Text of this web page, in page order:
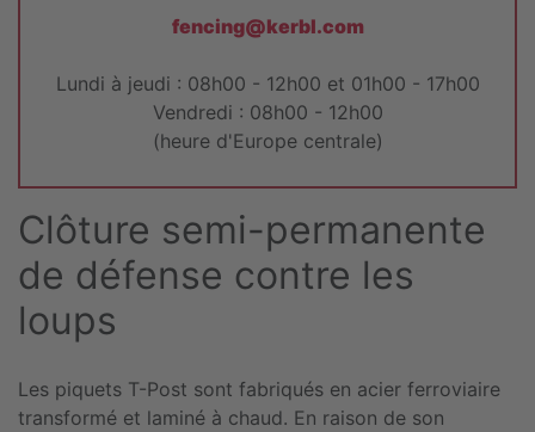
fencing@kerbl.com
Lundi à jeudi : 08h00 - 12h00 et 01h00 - 17h00
Vendredi : 08h00 - 12h00
(heure d'Europe centrale)
Clôture semi-permanente
de défense contre les
loups
Les piquets T-Post sont fabriqués en acier ferroviaire
transformé et laminé à chaud. En raison de son